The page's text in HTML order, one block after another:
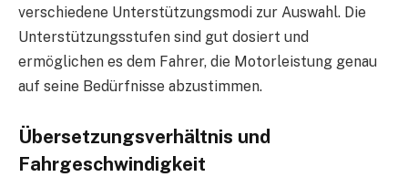
verschiedene Unterstützungsmodi zur Auswahl. Die
Unterstützungsstufen sind gut dosiert und
ermöglichen es dem Fahrer, die Motorleistung genau
auf seine Bedürfnisse abzustimmen.
Übersetzungsverhältnis und
Fahrgeschwindigkeit